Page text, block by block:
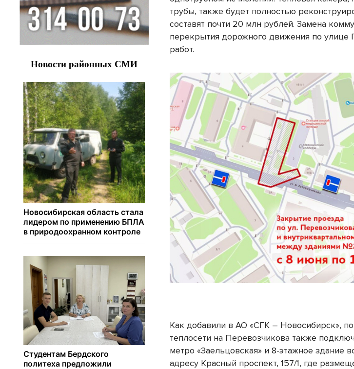
трубы, также будет полностью
составят почти 20 млн рублей. Замена
перекрытия дорожного движения по улице
работ.
Как добавили в АО «СГК – Новосибирск»,
теплосети на Перевозчикова также
метро «Заельцовская» и 8-этажное здание
адресу Красный проспект, 157/1, где